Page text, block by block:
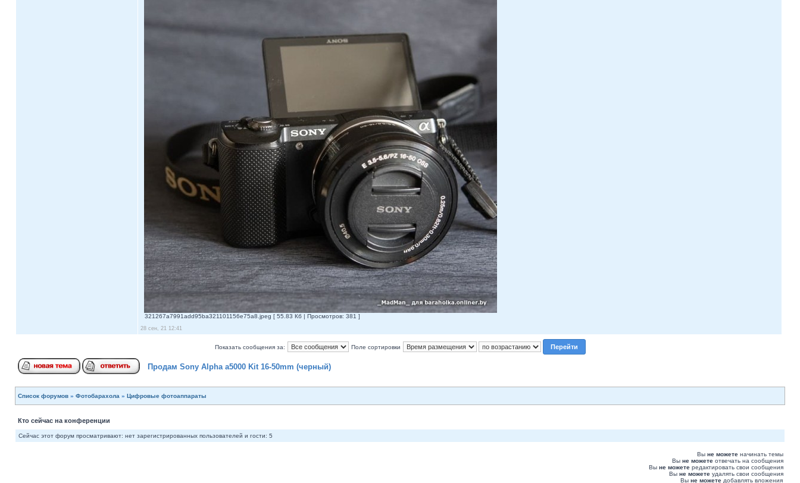
321267a7991add95ba321101156e75a8.jpeg [ 55.83 Кб | Просмотров: 381 ]
28 сен, 21 12:41
Показать сообщения за: Поле сортировки
Продам Sony Alpha a5000 Kit 16-50mm (черный)
Список форумов » Фотобарахола » Цифровые фотоаппараты
Кто сейчас на конференции
Сейчас этот форум просматривают: нет зарегистрированных пользователей и гости: 5
Вы не можете начинать темы
Вы не можете отвечать на сообщения
Вы не можете редактировать свои сообщения
Вы не можете удалять свои сообщения
Вы не можете добавлять вложения